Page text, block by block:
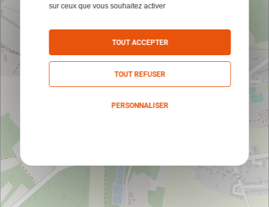
sur ceux que vous souhaitez activer
TOUT ACCEPTER
TOUT REFUSER
PERSONNALISER